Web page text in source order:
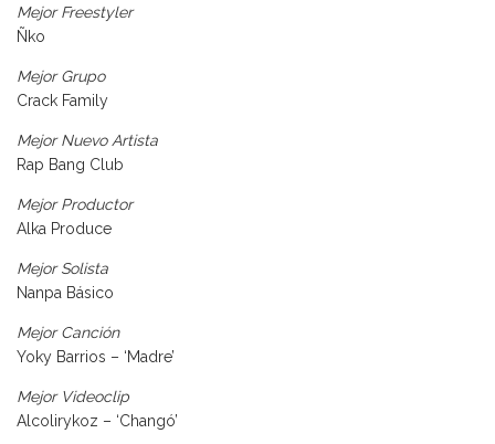
Mejor Freestyler
Ñko
Mejor Grupo
Crack Family
Mejor Nuevo Artista
Rap Bang Club
Mejor Productor
Alka Produce
Mejor Solista
Nanpa Básico
Mejor Canción
Yoky Barrios – ‘Madre’
Mejor Videoclip
Alcolirykoz – ‘Changó’